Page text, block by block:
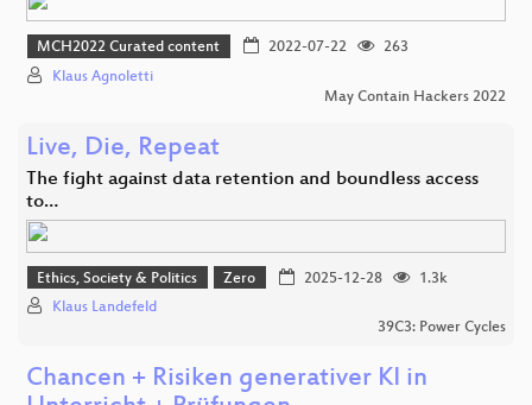
MCH2022 Curated content 2022-07-22
263
Klaus Agnoletti
May Contain Hackers 2022
Live, Die, Repeat
The fight against data retention and boundless access
to…
Ethics, Society & Politics Zero 2025-12-28
1.3k
Klaus Landefeld
39C3: Power Cycles
Chancen + Risiken generativer KI in